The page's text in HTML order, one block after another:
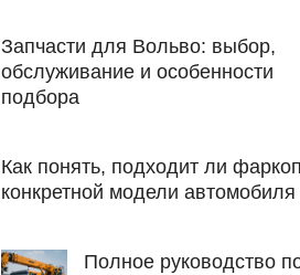
Запчасти для Вольво: выбор,
обслуживание и особенности
подбора
Как понять, подходит ли
конкретной модели автомобиля
Полное руководство